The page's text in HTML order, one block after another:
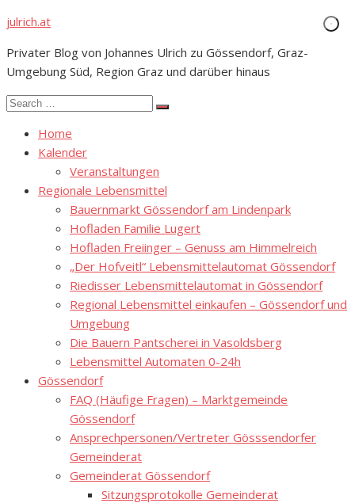
Skip
content
julrich.at
Privater Blog von Johannes Ulrich zu Gössendorf, Graz-
Umgebung Süd, Region Graz und darüber hinaus
Search
Search
Home
Kalender
Veranstaltungen
Regionale Lebensmittel
Bauernmarkt Gössendorf am Lindenpark
Hofladen Familie Lugert
Hofladen Freiinger – Genuss am Himmelreich
„Der Hofveitl“ Lebensmittelautomat Gössendorf
Riedisser Lebensmittelautomat in Gössendorf
Regional Lebensmittel einkaufen – Gössendorf und
Umgebung
Die Bauern Pantscherei in Vasoldsberg
Lebensmittel Automaten 0-24h
Gössendorf
FAQ (Häufige Fragen) – Marktgemeinde
Gössendorf
Ansprechpersonen/Vertreter Gösssendorfer
Gemeinderat
Gemeinderat Gössendorf
Sitzungsprotokolle Gemeinderat